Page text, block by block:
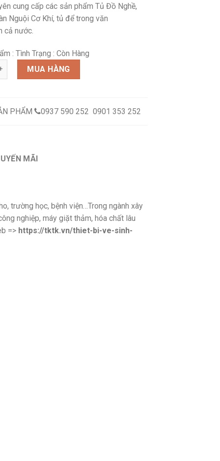
cung cấp các sản phẩm Tủ Đồ Nghề,
Nguội Cơ Khí, tủ để trong văn
cả nước.
: Tình Trạng : Còn Hàng
S1/10 số lượng
MUA HÀNG
PHẨM 0937 590 252 0901 353 252
MÃI
trường học, bệnh viện…Trong ngành xây
nghiệp, máy giặt thảm, hóa chất lâu
=> https://tktk.vn/thiet-bi-ve-sinh-